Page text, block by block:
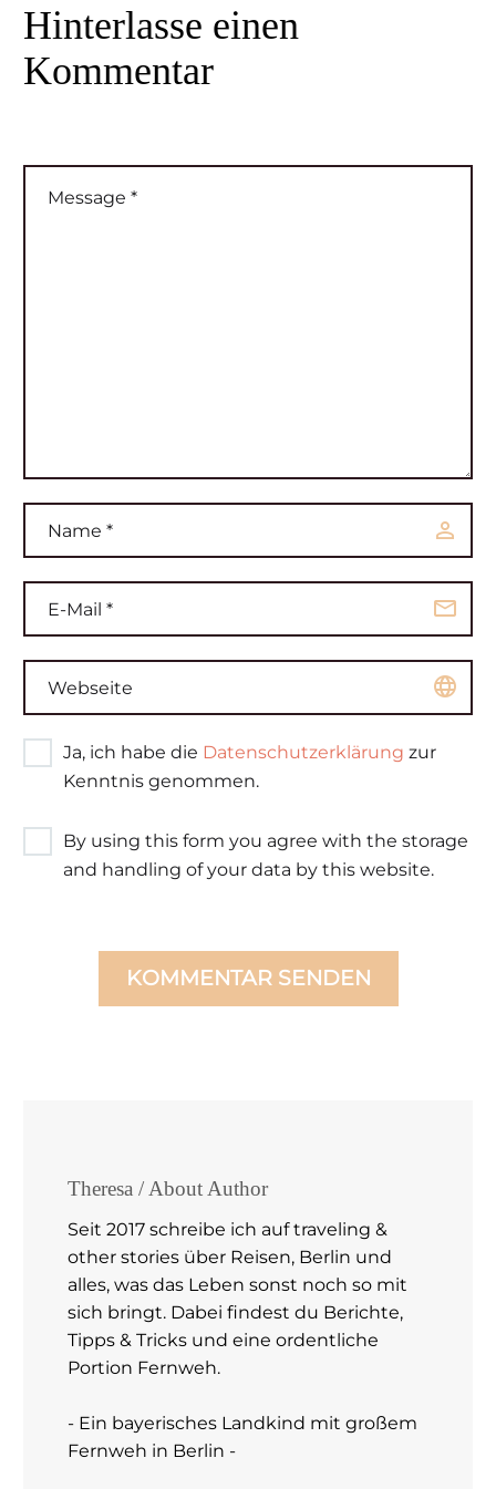
Hinterlasse einen
Kommentar
Ja, ich habe die Datenschutzerklärung zur
Kenntnis genommen.
By using this form you agree with the storage
and handling of your data by this website.
KOMMENTAR SENDEN
Theresa / About Author
Seit 2017 schreibe ich auf traveling &
other stories über Reisen, Berlin und
alles, was das Leben sonst noch so mit
sich bringt. Dabei findest du Berichte,
Tipps & Tricks und eine ordentliche
Portion Fernweh.
- Ein bayerisches Landkind mit großem
Fernweh in Berlin -